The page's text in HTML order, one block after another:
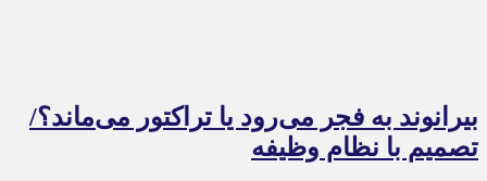
بیرانوند به فجر می‌رود یا تراکتور می‌ماند؟/
تصمیم با نظام وظیفه